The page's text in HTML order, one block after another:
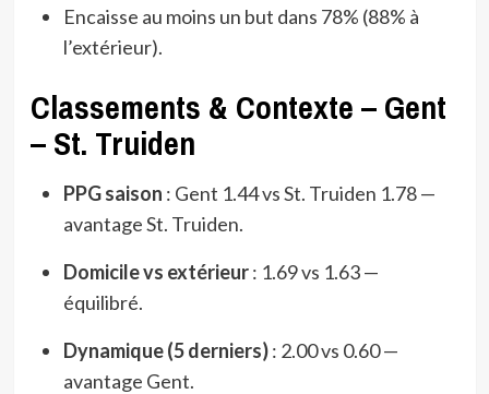
Encaisse au moins un but dans 78% (88% à
l’extérieur).
Classements & Contexte – Gent
– St. Truiden
PPG saison : Gent 1.44 vs St. Truiden 1.78 —
avantage St. Truiden.
Domicile vs extérieur: 1.69 vs 1.63 —
équilibré.
Dynamique (5 derniers): 2.00 vs 0.60 —
avantage Gent.